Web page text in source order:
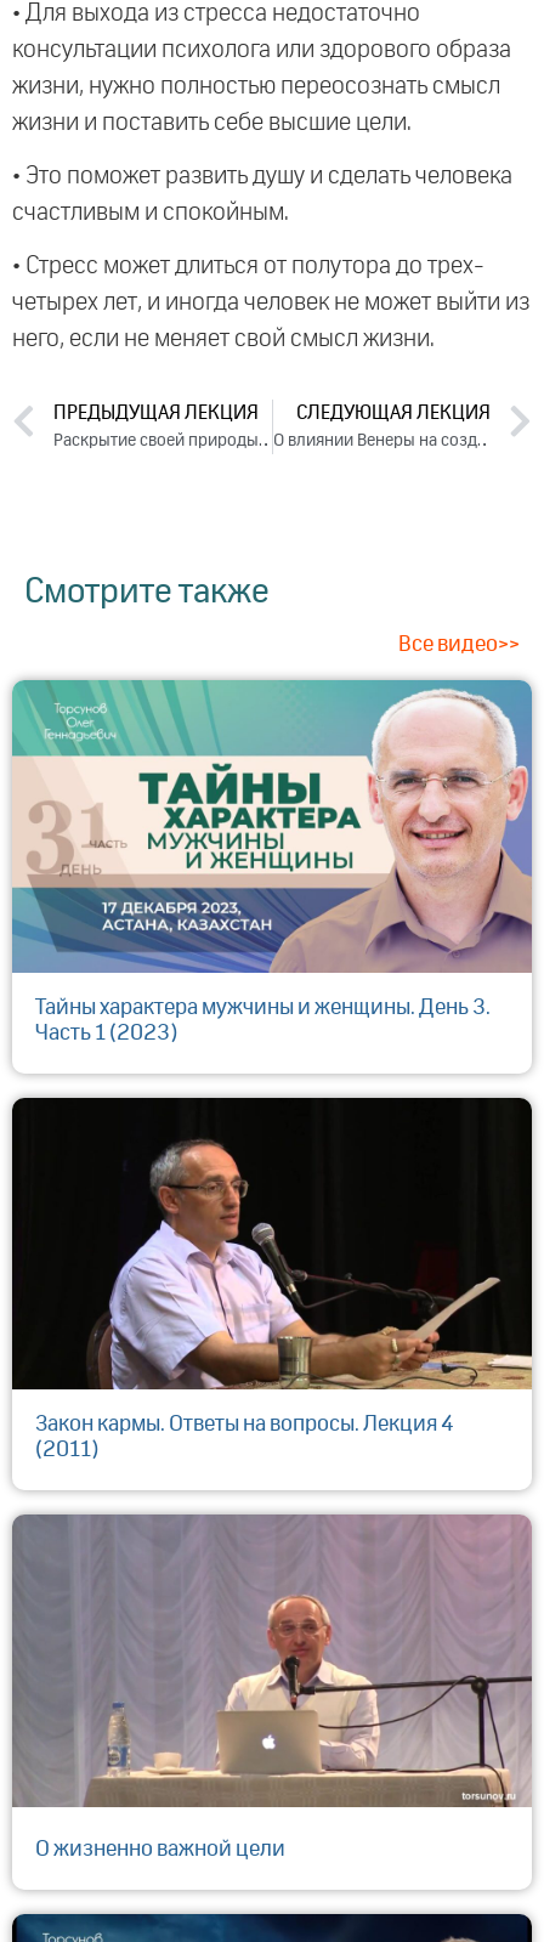
• Для выхода из стресса недостаточно
консультации психолога или здорового образа
жизни, нужно полностью переосознать смысл
жизни и поставить себе высшие цели.
• Это поможет развить душу и сделать человека
счастливым и спокойным.
• Стресс может длиться от полутора до трех-
четырех лет, и иногда человек не может выйти из
него, если не меняет свой смысл жизни.
ПРЕДЫДУЩАЯ ЛЕКЦИЯ
Раскрытие своей природы в бизнесе (2017)
СЛЕДУЮЩАЯ ЛЕКЦИЯ
О влиянии Венеры на создание стрессовых ситуаций
Смотрите также
Все видео>>
Тайны характера мужчины и женщины. День 3.
Часть 1 (2023)
Закон кармы. Ответы на вопросы. Лекция 4
(2011)
О жизненно важной цели